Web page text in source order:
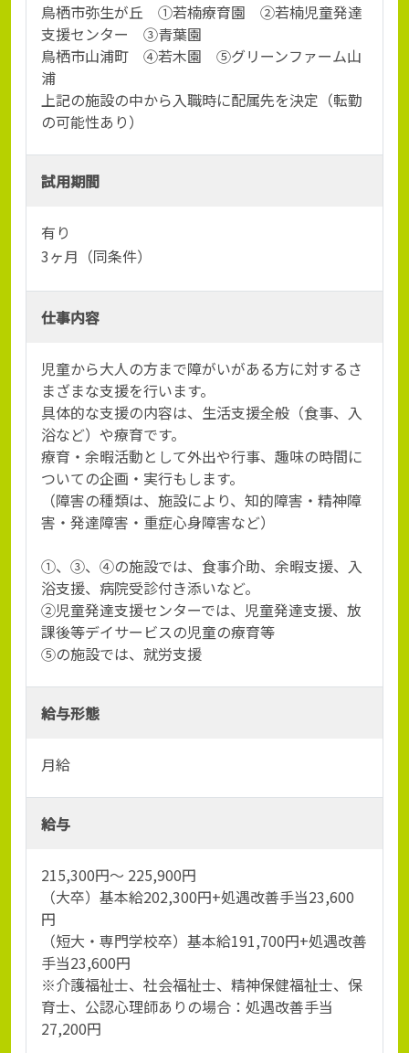
鳥栖市弥生が丘 ①若楠療育園 ②若楠児童発達
支援センター ③青葉園
鳥栖市山浦町 ④若木園 ⑤グリーンファーム山
浦
上記の施設の中から入職時に配属先を決定（転勤
の可能性あり）
試用期間
有り
3ヶ月（同条件）
仕事内容
児童から大人の方まで障がいがある方に対するさ
まざまな支援を行います。
具体的な支援の内容は、生活支援全般（食事、入
浴など）や療育です。
療育・余暇活動として外出や行事、趣味の時間に
ついての企画・実行もします。
（障害の種類は、施設により、知的障害・精神障
害・発達障害・重症心身障害など）
①、③、④の施設では、食事介助、余暇支援、入
浴支援、病院受診付き添いなど。
②児童発達支援センターでは、児童発達支援、放
課後等デイサービスの児童の療育等
⑤の施設では、就労支援
給与形態
月給
給与
215,300円～ 225,900円
（大卒）基本給202,300円+処遇改善手当23,600
円
（短大・専門学校卒）基本給191,700円+処遇改善
手当23,600円
※介護福祉士、社会福祉士、精神保健福祉士、保
育士、公認心理師ありの場合：処遇改善手当
27,200円